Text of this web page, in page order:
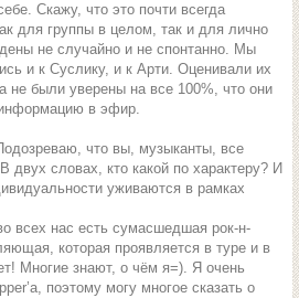
Скажу, что это почти всегда
для группы в целом, так и для лично
не случайно и не спонтанно. Мы
и к Суслику, и к Арти. Оценивали их
не были уверены на все 100%, что они
в эфир.
что вы, музыканты, все
словах, кто какой по характеру? И
уживаются в рамках
всех нас есть сумасшедшая рок-н-
которая проявляется в туре и в
Многие знают, о чём я=). Я очень
поэтому могу многое сказать о